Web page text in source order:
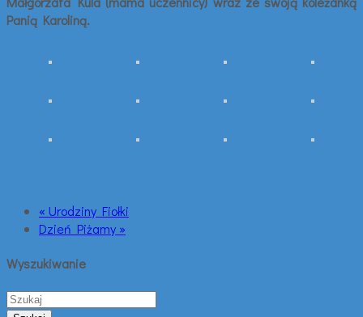
Panią Karoliną.
« Urodziny Fiołki
Dzień Piżamy »
Wyszukiwanie